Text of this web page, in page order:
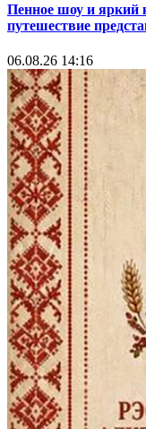
Пенное шоу и яркий
путешествие
06.08.26 14:16